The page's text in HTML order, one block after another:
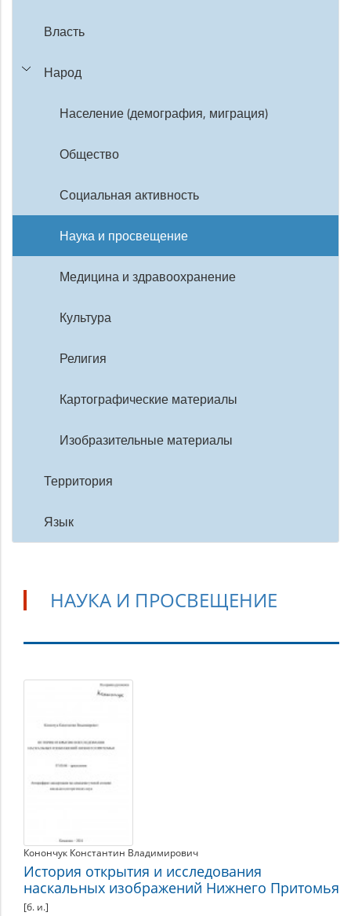
Власть
Народ
Население (демография, миграция)
Общество
Социальная активность
Наука и просвещение
Медицина и здравоохранение
Культура
Религия
Картографические материалы
Изобразительные материалы
Территория
Язык
НАУКА И ПРОСВЕЩЕНИЕ
Наука
просвещение
Конончук Константин Владимирович
История открытия и исследования
наскальных изображений Нижнего Притомья
[б. и.]